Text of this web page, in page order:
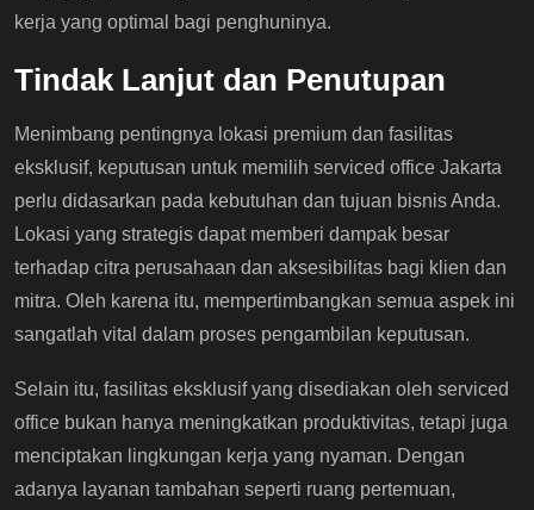
kerja yang optimal bagi penghuninya.
Tindak Lanjut dan Penutupan
Menimbang pentingnya lokasi premium dan fasilitas
eksklusif, keputusan untuk memilih serviced office Jakarta
perlu didasarkan pada kebutuhan dan tujuan bisnis Anda.
Lokasi yang strategis dapat memberi dampak besar
terhadap citra perusahaan dan aksesibilitas bagi klien dan
mitra. Oleh karena itu, mempertimbangkan semua aspek ini
sangatlah vital dalam proses pengambilan keputusan.
Selain itu, fasilitas eksklusif yang disediakan oleh serviced
office bukan hanya meningkatkan produktivitas, tetapi juga
menciptakan lingkungan kerja yang nyaman. Dengan
adanya layanan tambahan seperti ruang pertemuan,